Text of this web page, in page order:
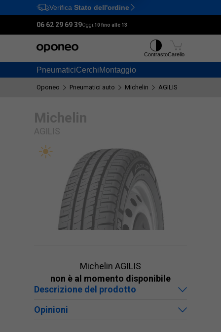
Ctrl M
Verifica Stato dell'ordine
06 62 29 69 39Oggi:10 fino alle 13
PneumaticiCerchiMontaggio
ContrastoCarello
Oponeo Pneumatici auto Michelin AGILIS
Michelin
AGILIS
Michelin AGILIS
non è al momento disponibile
Descrizione del prodotto
Opinioni